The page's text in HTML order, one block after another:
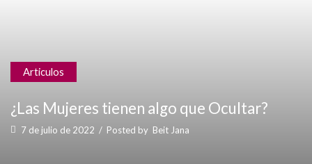
Articulos
¿Las Mujeres tienen algo que Ocultar?
7 de julio de 2022 / Posted by Beit Jana